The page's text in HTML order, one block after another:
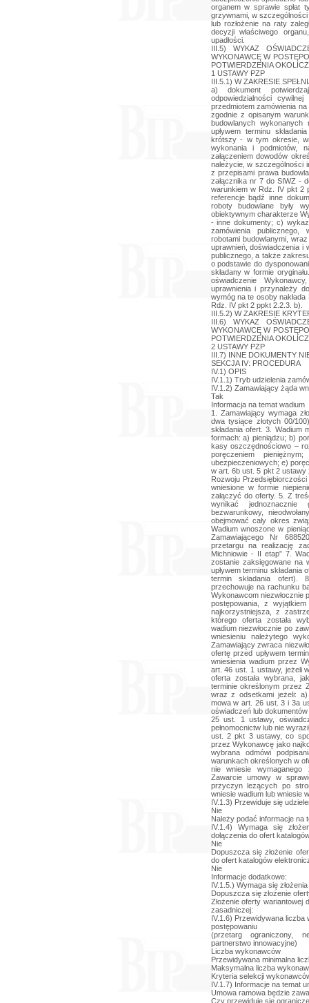
organem w sprawie spłat
grzywnami, w
lub rozłożenie na raty
decyzji właściwego
upadłości.
III.5) WYKAZ
WYKONAWCĘ W
POTWIERDZENIA
1 USTAWY PZP
III.5.1) W ZAKRESIE
a) dokument
odpowiedzialności
przedmiotem zamówienia
zgodnie z opisanym
budowlanych
upływem terminu
krótszy - w tym okresie,
wykonania i podmiotów,
załączeniem dowodów
należycie, w szczególności
z przepisami prawa
załącznika nr 7 do SIWZ -
warunkiem w Rdz. IV pkt 2
referencje bądź inne
roboty budowlane były
obiektywnym charakterze
- inne dokumenty; c)
zamówienia publicznego,
robotami budowlanymi,
uprawnień, doświadczenia i
publicznego, a także
o podstawie do
składany w formie
oświadczenie
uprawnienia i przynależy
wymóg na te osoby
Rdz. IV pkt 2 ppkt 2.2.3. b).
III.5.2) W ZAKRESIE
III.6) WYKAZ
WYKONAWCĘ W
POTWIERDZENIA
2 USTAWY PZP
III.7) INNE DOKUMENTY
SEKCJA IV: PROCEDURA
IV.1) OPIS
IV.1.1) Tryb udzielenia
IV.1.2) Zamawiający żąda
Tak
Informacja na temat wadium
1. Zamawiający wymaga
dwa tysiące złotych 00/
składania ofert. 3. Wadium
formach: a) pieniądzu; b)
kasy oszczędnościowo –
poręczeniem
ubezpieczeniowych; e)
w art. 6b ust. 5 pkt 2 ustawy
Rozwoju
wniesione w formie
załączyć do oferty. 5. Z
wynikać jednoznacznie
bezwarunkowy,
obejmować cały okres
Wadium wnoszone w
Zamawiającego Nr
przetargu na realizację
Michniowie - II etap” 7.
zostanie zaksięgowane na
upływem terminu
termin składania ofert).
przechowuje na rachunku
Wykonawcom niezwłocznie
postępowania, z
najkorzystniejsza, z
którego oferta została
wadium niezwłocznie po
wniesieniu należytego
Zamawiający zwraca
ofertę przed upływem
wniesienia wadium przez
art. 46 ust. 1 ustawy, jeżeli
oferta została wybrana,
terminie określonym przez
wraz z odsetkami jeżeli:
mowa w art. 26 ust. 3 i 3a
oświadczeń lub
25 ust. 1 ustawy,
pełnomocnictw lub nie
ust. 2 pkt 3 ustawy, co
przez Wykonawcę jako
wybrana odmówi
warunkach określonych w
nie wniesie wymaganego
Zawarcie umowy w
przyczyn lezących po
wniesie wadium lub wniesie
IV.1.3) Przewiduje się
Nie
Należy podać informacje na
IV.1.4) Wymaga się
dołączenia do ofert
Nie
Dopuszcza się złożenie
do ofert katalogów
Nie
Informacje dodatkowe:
IV.1.5.) Wymaga się
Dopuszcza się złożenie
Złożenie oferty
zasadniczej:
IV.1.6) Przewidywana
postępowaniu
(przetarg ograniczony,
partnerstwo innowacyjne)
Liczba wykonawców
Przewidywana minimalna
Maksymalna liczba
Kryteria selekcji
IV.1.7) Informacje na temat
Umowa ramowa będzie
Czy przewiduje się